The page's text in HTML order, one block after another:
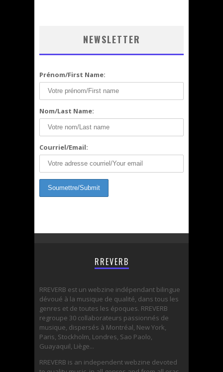
NEWSLETTER
Prénom/First Name:
Nom/Last Name:
Courriel/Email:
RREVERB
RREVERB est un webzine indépendant bilingue
dévoué à la musique de qualité, dans tous les
genres et de toutes les époques. RREVERB
regroupe 30 collaborateurs passionnés de
musique, dispersés à Montréal, New York,
Paris, Stockholm, Londres, Sao Paolo,
Guayaquil, Liège...
RREVERB is an independent webzine devoted